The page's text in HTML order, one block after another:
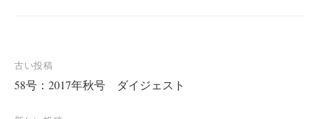
投
稿
ナ
古い投稿
58号：2017年秋号 ダイジェスト